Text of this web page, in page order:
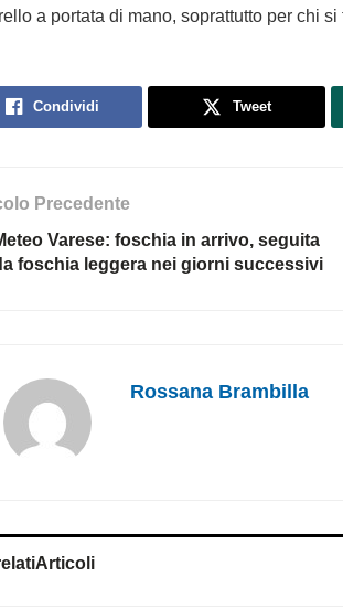
a portata di mano, soprattutto per chi si
Condividi Tweet
Precedente
Varese: foschia in arrivo, seguita
foschia leggera nei giorni successivi
Rossana Brambilla
Articoli